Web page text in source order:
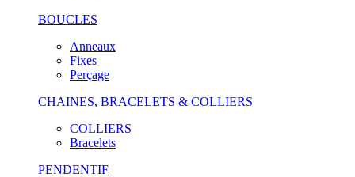
BOUCLES
Anneaux
Fixes
Perçage
CHAINES, BRACELETS & COLLIERS
COLLIERS
Bracelets
PENDENTIF